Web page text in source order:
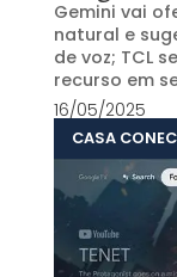
Gemini vai
natural e
de voz; TCL
recurso em
16/05/2025
CASA